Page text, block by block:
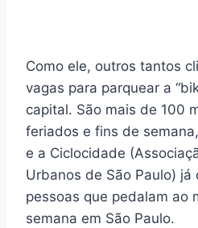
Como ele, outros tantos
vagas para parquear a
capital. São mais de 100
feriados e fins de
e a Ciclocidade
Urbanos de São Paulo) já
pessoas que pedalam ao
semana em São Paulo.